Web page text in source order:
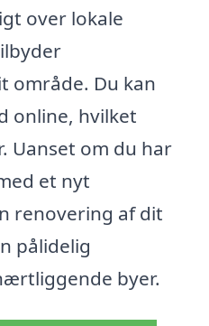
over lokale
område. Du kan
online, hvilket
Uanset om du har
et nyt
renovering af dit
pålidelig
byer.